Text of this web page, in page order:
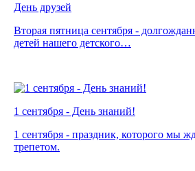
День друзей
Вторая пятница сентября -
детей нашего детского…
1 сентября - День знаний!
1 сентября - праздник, которого мы
трепетом.